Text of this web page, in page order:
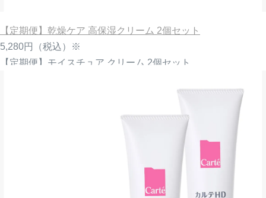
【定期便】乾燥ケア 高保湿クリーム 2個セット
5,280円
（税込）※
【定期便】モイスチュア クリーム 2個セット